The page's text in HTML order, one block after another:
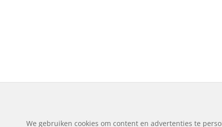
We gebruiken cookies om content en advertenties te